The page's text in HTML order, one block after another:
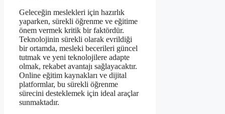
Geleceğin meslekleri için hazırlık
yaparken, sürekli öğrenme ve eğitime
önem vermek kritik bir faktördür.
Teknolojinin sürekli olarak evrildiği
bir ortamda, mesleki becerileri güncel
tutmak ve yeni teknolojilere adapte
olmak, rekabet avantajı sağlayacaktır.
Online eğitim kaynakları ve dijital
platformlar, bu sürekli öğrenme
sürecini desteklemek için ideal araçlar
sunmaktadır.